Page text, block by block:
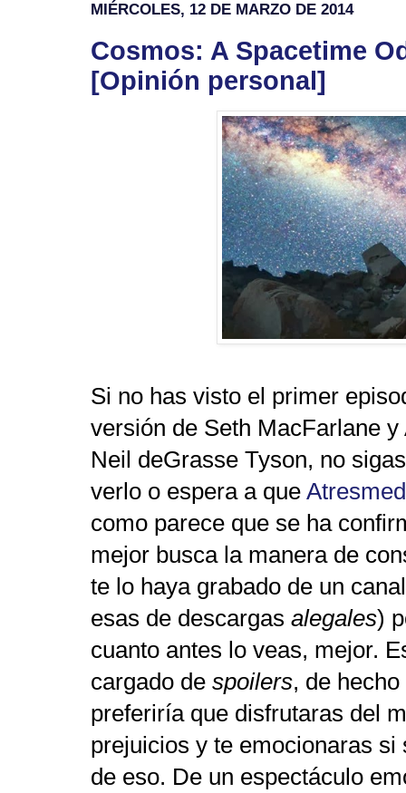
MIÉRCOLES, 12 DE MARZO DE 2014
Cosmos: A Spacetime
[Opinión personal]
Si no has visto el primer
versión de Seth MacFarlane
Neil deGrasse Tyson, no
verlo o espera a que
como parece que se ha
mejor busca la manera de
te lo haya grabado de un
esas de descargas alegales)
cuanto antes lo veas, mejor.
cargado de spoilers, de
preferiría que disfrutaras del
prejuicios y te emocionaras
de eso. De un espectáculo